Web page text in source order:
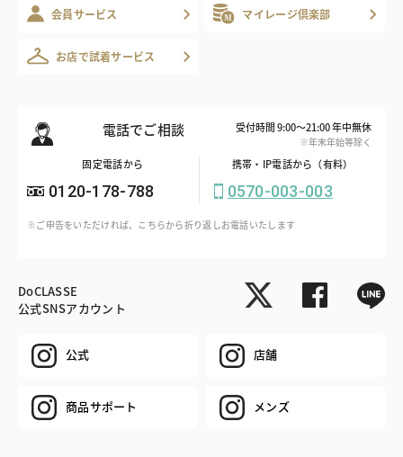
会員サービス マイレージ倶楽部
お店で試着サービス
電話でご相談 受付時間 9:00～21:00 年中無休
※年末年始等除く
固定電話から
0120-178-788
携帯・IP電話から（有料）
0570-003-003
※ご申告をいただければ、こちらから折り返しお電話いたします
DoCLASSE
公式SNSアカウント
公式 店舗
商品サポート メンズ